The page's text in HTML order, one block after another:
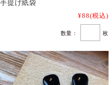
手提げ紙袋
¥88(税込)
数量： 枚